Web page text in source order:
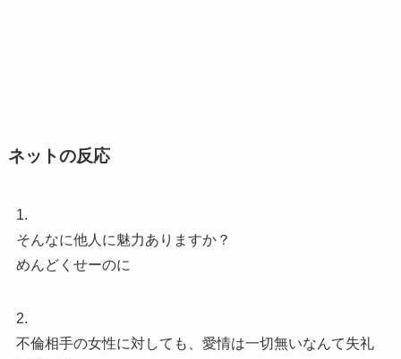
ネットの反応
1.
そんなに他人に魅力ありますか？
めんどくせーのに
2.
不倫相手の女性に対しても、愛情は一切無いなんて失礼